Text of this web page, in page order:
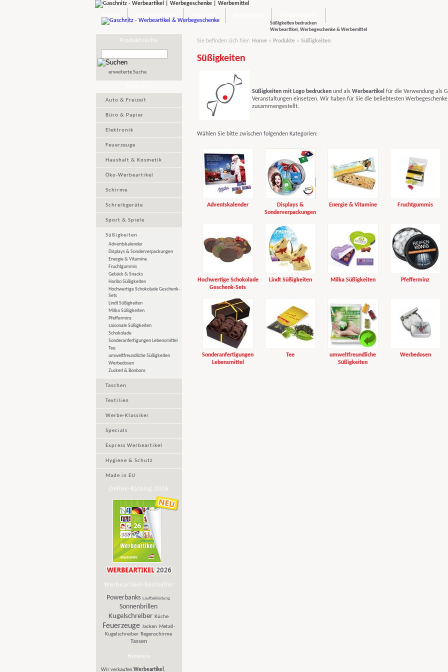
Süßigkeiten bedrucken
Werbeartikel, Werbegeschenke & Werbemittel
Produktsuche
erweiterte Suche
Auto & Freizeit
Büro & Papier
Elektronik
Feuerzeuge
Haushalt & Kosmetik
Öko-Werbeartikel
Schirme
Schreibgeräte
Sport & Spiele
Süßigkeiten
Adventskalender
Displays & Sonderverpackungen
Energie & Vitamine
Fruchtgummis
Gebäck & Snacks
Haribo Süßigkeiten
Hochwertige Schokolade Geschenk-
Sets
Lindt Süßigkeiten
Milka Süßigkeiten
Pfefferminz
saisonale Süßigkeiten
Schokolade
Sonderanfertigungen Lebensmittel
Tee
umweltfreundliche Süßigkeiten
Werbedosen
Zuckerl & Bonbons
Taschen
Textilien
Werbe-Klassiker
Specials
Express Werbeartikel
Hygiene & Schutz
Made in EU
Online-Katalog 2026
Werbeartikel-Bestseller
Powerbanks Laufbekleidung
Sonnenbrillen
Kugelschreiber Küche
Feuerzeuge Jacken Metall-
Kugelschreiber Regenschirme
Tassen
Hinweis
Wir verkaufen Werbeartikel ,
Sie befinden sich hier: Home» Produkte» Süßigkeiten
Süßigkeiten
Süßigkeiten mit Logo bedruckenund als Werbeartikel für die Verwendung als
Veranstaltungen einsetzen. Wir haben für Sie die beliebtesten
zusammengestellt.
Wählen Sie bitte zwischen folgenden Kategorien:
Adventskalender
Displays &
Sonderverpackungen
Energie & Vitamine Fruchtgummis
Hochwertige Schokolade
Geschenk-Sets
Lindt Süßigkeiten Milka Süßigkeiten Pfefferminz
Sonderanfertigungen
Lebensmittel
Tee
umweltfreundliche
Süßigkeiten
Werbedosen